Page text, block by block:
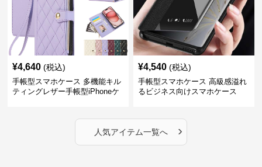
¥4,640 (税込)
手帳型スマホケース 多機能キル
ティングレザー手帳型iPhoneケ
¥4,540 (税込)
手帳型スマホケース 高級感溢れ
るビジネス向けスマホケース
人気アイテム一覧へ ›